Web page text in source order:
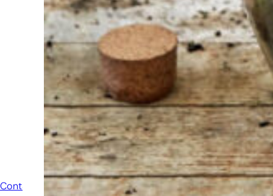
niet om even
te bellen of een
wanneer je een
Dan zullen wij
mogelijk jouw
beantwoorden.
Contact